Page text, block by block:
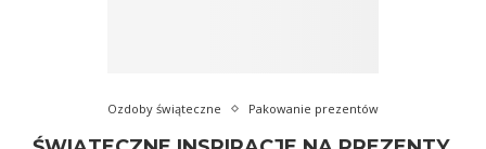
Ozdoby świąteczne Pakowanie prezentów